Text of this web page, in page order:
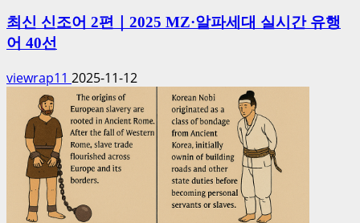
최신 신조어 2편｜2025 MZ·알파세대 실시간 유행
어 40선
viewrap11 2025-11-12